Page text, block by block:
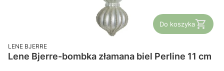
Do koszyka
PRODUCENT
LENE BJERRE
Lene Bjerre-bombka złamana biel Perline 11 cm